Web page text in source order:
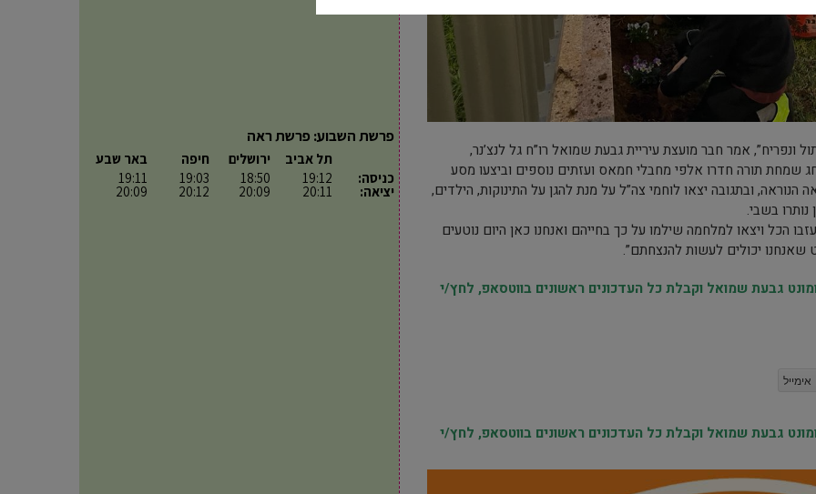
ונפריח”, אמר חבר מועצת עיריית גבעת שמואל רו”ח גל לנצ’נר,
תורה חדרו אלפי מחבלי חמאס ועזתים נוספים וביצעו מסע
ובתגובה יצאו לוחמי צה”ל על מנת להגן על התינוקות, הילדים,
בשבי.
הכל ויצאו למלחמה שילמו על כך בחייהם ואנחנו כאן היום נוטעים
יכולים לעשות להנצחתם”.
גבעת שמואל וקבלת כל העדכונים ראשונים בווטסאפ, לחץ/י
אימייל
גבעת שמואל וקבלת כל העדכונים ראשונים בווטסאפ, לחץ/י
פרשת השבוע: פרשת ראה
כניסה:
יציאה:
תל אביב
19:12
20:11
ירושלים
18:50
20:09
חיפה
19:03
20:12
באר שבע
19:11
20:09